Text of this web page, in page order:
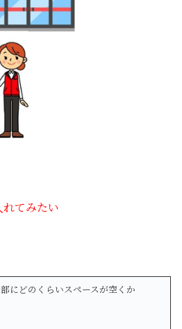
てみたい
にどのくらいスペースが空くか